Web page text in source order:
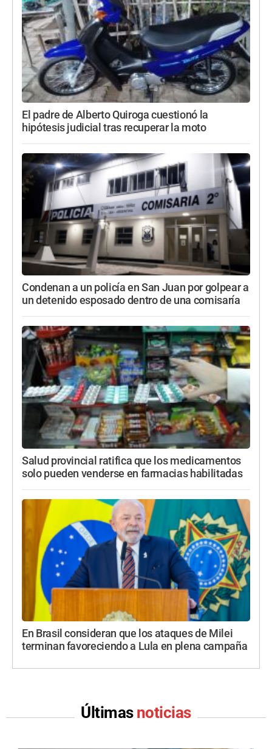
El padre de Alberto Quiroga cuestionó la
hipótesis judicial tras recuperar la moto
Condenan a un policía en San Juan por golpear a
un detenido esposado dentro de una comisaría
Salud provincial ratifica que los medicamentos
solo pueden venderse en farmacias habilitadas
En Brasil consideran que los ataques de Milei
terminan favoreciendo a Lula en plena campaña
Últimas noticias